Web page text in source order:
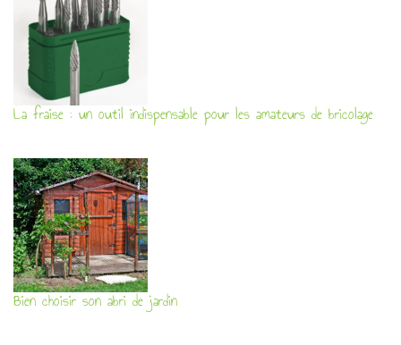
La fraise : un outil indispensable pour les amateurs de bricolage
Bien choisir son abri de jardin